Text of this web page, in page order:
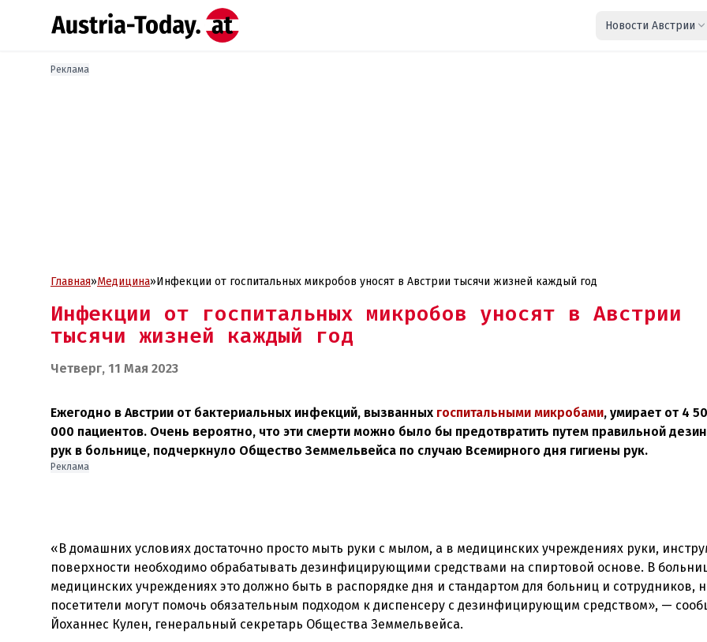
Новости Австрии
Реклама
Главная»Медицина»Инфекции от госпитальных микробов уносят в Австрии тысячи жизней каждый год
Инфекции от госпитальных микробов уносят в Австрии
тысячи жизней каждый год
Четверг, 11 Мая 2023
Ежегодно в Австрии от бактериальных инфекций, вызванных госпитальными микробами, умирает от 4
000 пациентов. Очень вероятно, что эти смерти можно было бы предотвратить путем правильной
рук в больнице, подчеркнуло Общество Земмельвейса по случаю Всемирного дня гигиены рук.
Реклама
«В домашних условиях достаточно просто мыть руки с мылом, а в медицинских учреждениях руки,
поверхности необходимо обрабатывать дезинфицирующими средствами на спиртовой основе. В
медицинских учреждениях это должно быть в распорядке дня и стандартом для больниц и сотрудников,
посетители могут помочь обязательным подходом к диспенсеру с дезинфицирующим средством», —
Йоханнес Кулен, генеральный секретарь Общества Земмельвейса.